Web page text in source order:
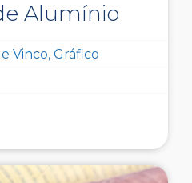
Alumínio
Vinco, Gráfico